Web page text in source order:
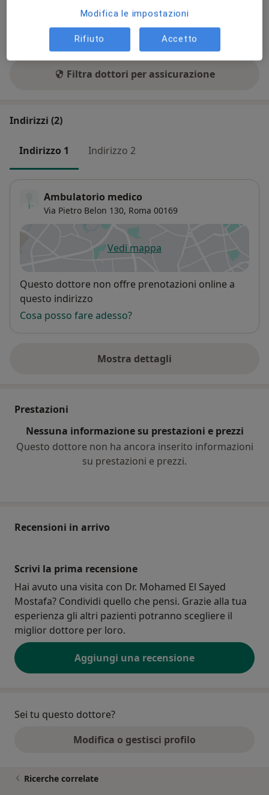
richiesto un pagamento da parte tua per la
prestazione o puoi ricercare un altro dottore che
abbia una convenzione con la tua assicurazione
Filtra dottori per assicurazione
Indirizzi (2)
Indirizzo 1 Indirizzo 2
Ambulatorio medico
Via Pietro Belon 130, Roma 00169
Vedi mappasi apre in una nuova scheda
Disponibilità
Questo dottore non offre prenotazioni online a
questo indirizzo
Cosa posso fare adesso?
Mostra dettagli
sull'indirizzo
Prestazioni
Nessuna informazione su prestazioni e prezzi
Questo dottore non ha ancora inserito informazioni
su prestazioni e prezzi.
Recensioni in arrivo
Scrivi la prima recensione
Hai avuto una visita con Dr. Mohamed El Sayed
Mostafa? Condividi quello che pensi. Grazie alla tua
esperienza gli altri pazienti potranno scegliere il
miglior dottore per loro.
Aggiungi una recensione
Sei tu questo dottore?
Modifica o gestisci profilo
Ricerche correlate
Modifica le impostazioni
Rifiuto Accetto